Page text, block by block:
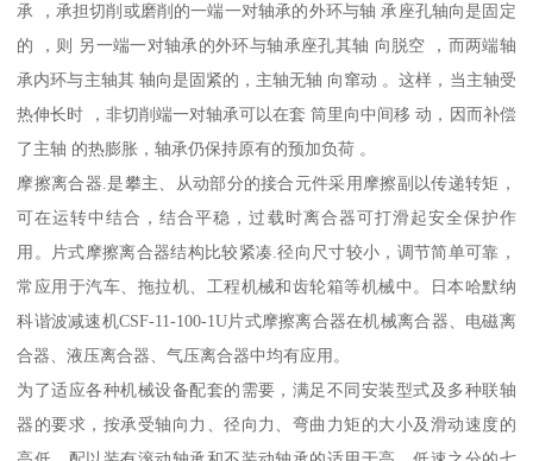
承 ，承担切削或磨削的一端一对轴承的外环与轴 承座孔轴向是固定
的 ，则 另一端一对轴承的外环与轴承座孔其轴 向脱空 ，而两端轴
承内环与主轴其 轴向是固紧的，主轴无轴 向窜动 。这样，当主轴受
热伸长时 ，非切削端一对轴承可以在套 筒里向中间移 动，因而补偿
了主轴 的热膨胀，轴承仍保持原有的预加负荷 。
摩擦离合器.是攀主、从动部分的接合元件采用摩擦副以传递转矩，
可在运转中结合，结合平稳，过载时离合器可打滑起安全保护作
用。片式摩擦离合器结构比较紧凑.径向尺寸较小，调节简单可靠，
常应用于汽车、拖拉机、工程机械和齿轮箱等机械中。日本哈默纳
科谐波减速机CSF-11-100-1U片式摩擦离合器在机械离合器、电磁离
合器、液压离合器、气压离合器中均有应用。
为了适应各种机械设备配套的需要，满足不同安装型式及多种联轴
器的要求，按承受轴向力、径向力、弯曲力矩的大小及滑动速度的